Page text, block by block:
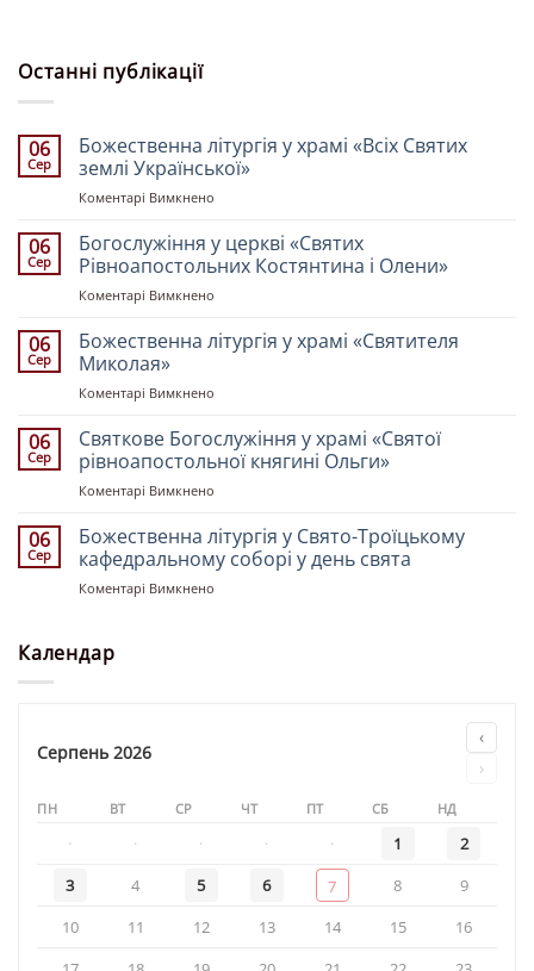
Останні публікації
06
Сер
Божественна літургія у храмі «Всіх Святих
землі Української»
Коментарі Вимкнено
літургія
у
храмі
землі
Української»
06
Сер
Богослужіння у церкві «Святих
Рівноапостольних Костянтина і Олени»
Коментарі Вимкнено
у
церкві
і
Олени»
06
Сер
Божественна літургія у храмі «Святителя
Миколая»
Коментарі Вимкнено
літургія
храмі
06
Сер
Святкове Богослужіння у храмі «Святої
рівноапостольної княгині Ольги»
Коментарі Вимкнено
Богослужіння
храмі
06
Сер
Божественна літургія у Свято-Троїцькому
кафедральному соборі у день свята
Коментарі Вимкнено
Календар
Серпень 2026
‹
›
ПН ВТ СР ЧТ ПТ СБ НД
· · · · · 1
2
3
4 5 6 7 8
9
10
11 12 13 14 15
16